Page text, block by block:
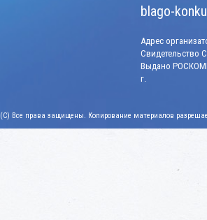
blago-
Адрес
Свидетельство
Выдано
г.
(C) Все права защищены. Копирование материалов